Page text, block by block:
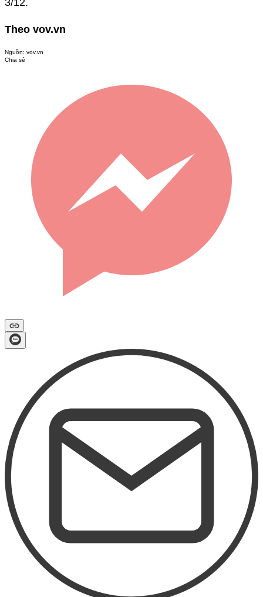
Bảo vệ nền tảng và tư tưởng của Đảng
Lượt xem:
Đang online: